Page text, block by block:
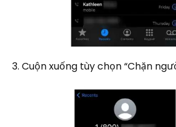
3. Cuộn xuống tùy chọn “Chặn